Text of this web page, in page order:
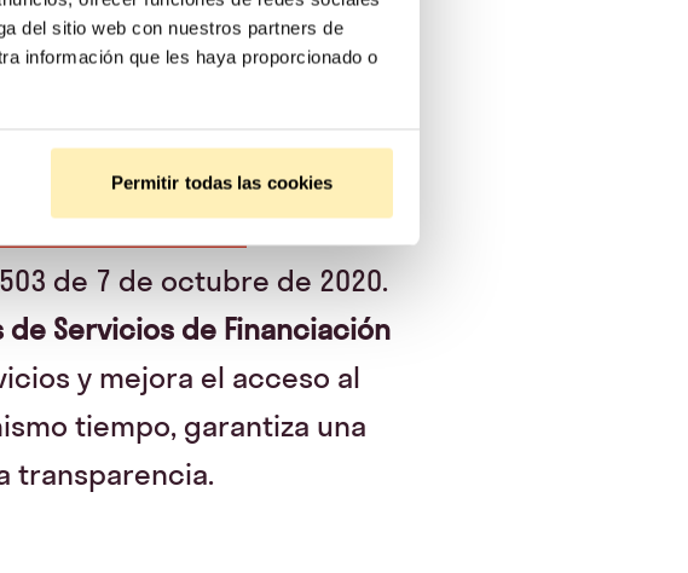
del sitio web con nuestros partners de
información que les haya proporcionado o
Permitir todas las cookies
estas entidades
de 7 de octubre de 2020.
de Servicios de Financiación
y mejora el acceso al
tiempo, garantiza una
transparencia.